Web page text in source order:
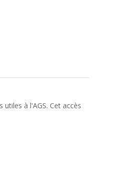
à l'AGS. Cet accès